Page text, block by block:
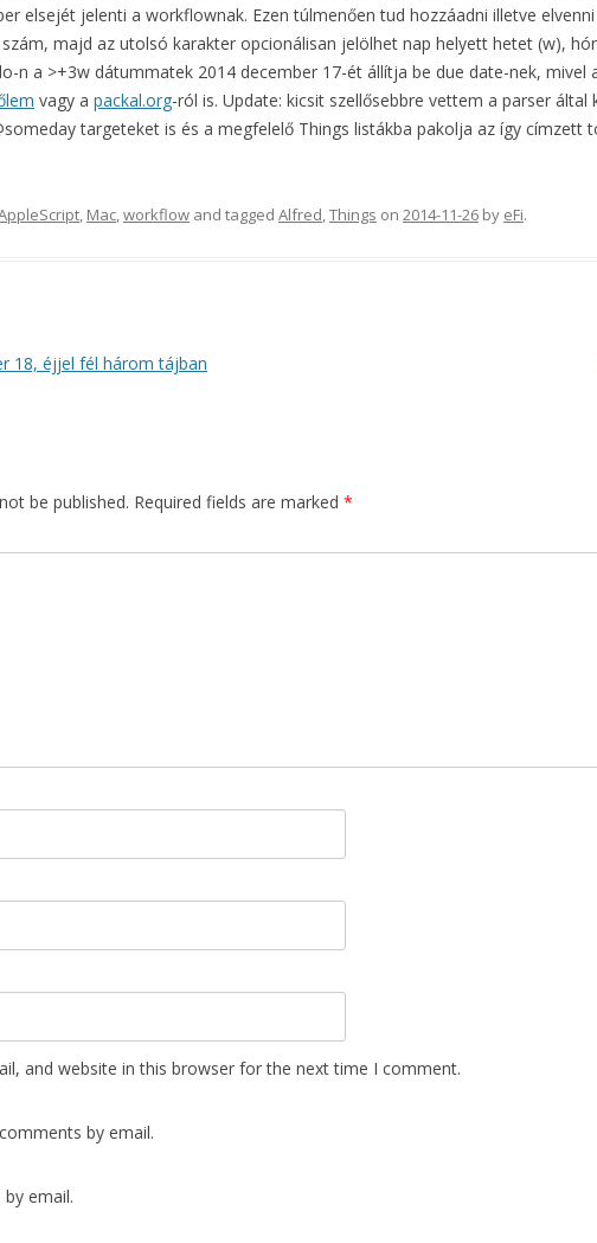
elsejét jelenti a workflownak. Ezen túlmenően tud hozzáadni illetve
majd az utolsó karakter opcionálisan jelölhet nap helyett hetet (w),
n a >+3w dátummatek 2014 december 17-ét állítja be due date-nek, mivel
vagy a packal.org-ról is. Update: kicsit szellősebbre vettem a parser
targeteket is és a megfelelő Things listákba pakolja az így címzett
, Mac,workflow and tagged Alfred,Things on 2014-11-26 by eFi.
18, éjjel fél három tájban
be published. Required fields are marked *
and website in this browser for the next time I comment.
by email.
email.